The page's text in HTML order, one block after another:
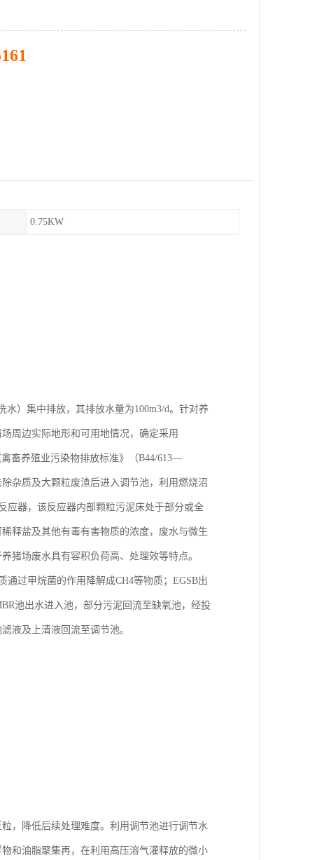
0.75KW
）集中排放，其排放水量为100m3/d。针对养
周边实际地形和可用地情况，确定采用
畜养殖业污染物排放标准》（B44/613—
杂质及大颗粒废渣后进入调节池，利用燃烧沼
应器，该反应器内部颗粒污泥床处于部分或全
释盐及其他有毒有害物质的浓度，废水与微生
猪场废水具有容积负荷高、处理效等特点。
过甲烷菌的作用降解成CH4等物质；EGSB出
池出水进入池，部分污泥回流至缺氧池，经投
液及上清液回流至调节池。
，降低后续处理难度。利用调节池进行调节水
和油脂聚集再，在利用高压溶气灌释放的微小